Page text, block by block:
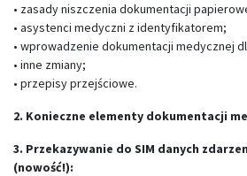
• zasady niszczenia dokumentacji
• asystenci medyczni z identyfikatorem;
• wprowadzenie dokumentacji medycznej
• inne zmiany;
• przepisy przejściowe.
2. Konieczne elementy dokumentacji
3. Przekazywanie do SIM danych
(nowość!):